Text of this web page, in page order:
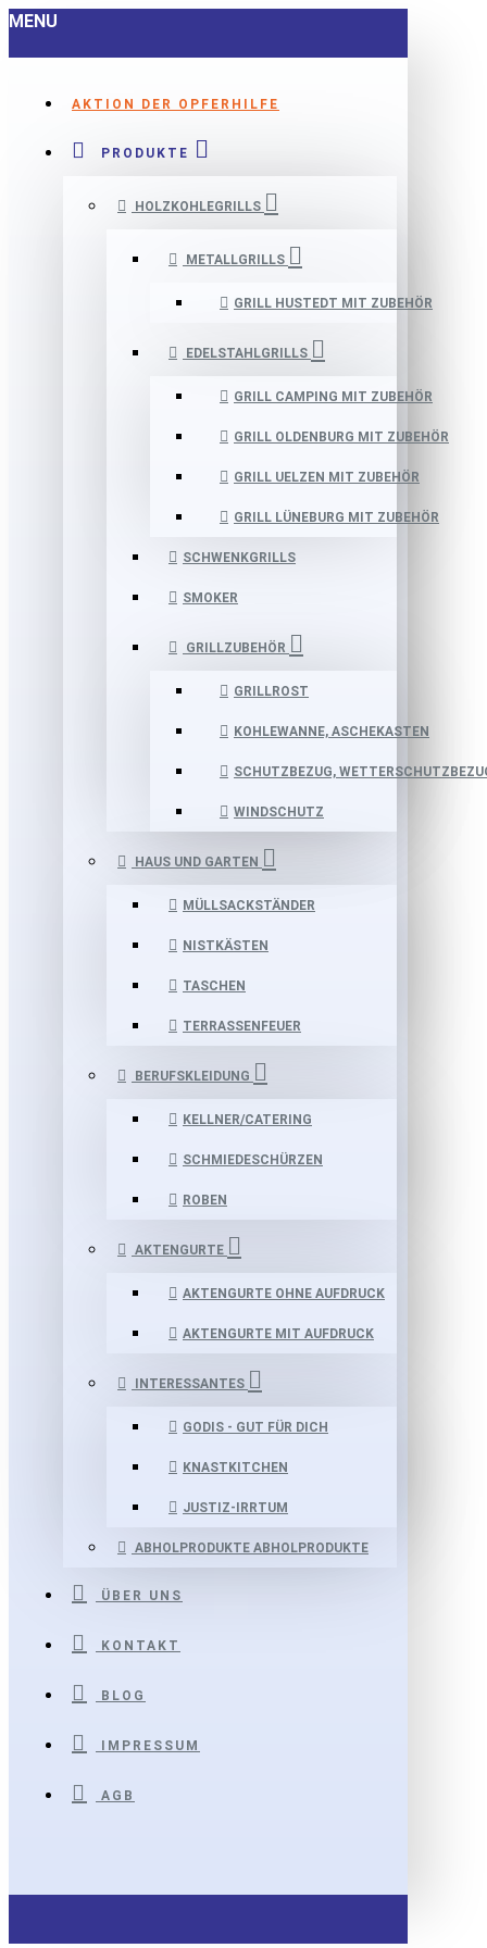
MENU
AKTION DER OPFERHILFE
PRODUKTE
HOLZKOHLEGRILLS
METALLGRILLS
GRILL HUSTEDT MIT ZUBEHÖR
EDELSTAHLGRILLS
GRILL CAMPING MIT ZUBEHÖR
GRILL OLDENBURG MIT ZUBEHÖR
GRILL UELZEN MIT ZUBEHÖR
GRILL LÜNEBURG MIT ZUBEHÖR
SCHWENKGRILLS
SMOKER
GRILLZUBEHÖR
GRILLROST
KOHLEWANNE, ASCHEKASTEN
SCHUTZBEZUG,
WINDSCHUTZ
HAUS UND GARTEN
MÜLLSACKSTÄNDER
NISTKÄSTEN
TASCHEN
TERRASSENFEUER
BERUFSKLEIDUNG
KELLNER/CATERING
SCHMIEDESCHÜRZEN
ROBEN
AKTENGURTE
AKTENGURTE OHNE AUFDRUCK
AKTENGURTE MIT AUFDRUCK
INTERESSANTES
GODIS - GUT FÜR DICH
KNASTKITCHEN
JUSTIZ-IRRTUM
ABHOLPRODUKTE ABHOLPRODUKTE
ÜBER UNS
KONTAKT
BLOG
IMPRESSUM
AGB